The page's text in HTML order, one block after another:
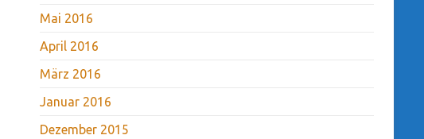
Mai 2016
April 2016
März 2016
Januar 2016
Dezember 2015